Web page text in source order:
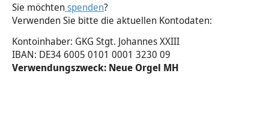
Sie möchtenspenden?
Verwenden Sie bitte die aktuellen Kontodaten:
Kontoinhaber: GKG Stgt. Johannes XXIII
IBAN: DE34 6005 0101 0001 3230 09
Verwendungszweck: Neue Orgel MH